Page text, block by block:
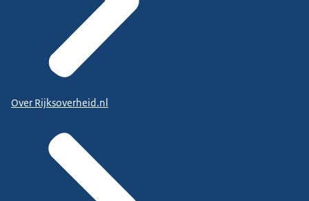
Over Rijksoverheid.nl